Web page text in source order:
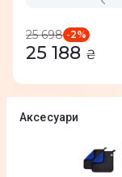
25 698 -2%
25 188 ₴
Аксесуари